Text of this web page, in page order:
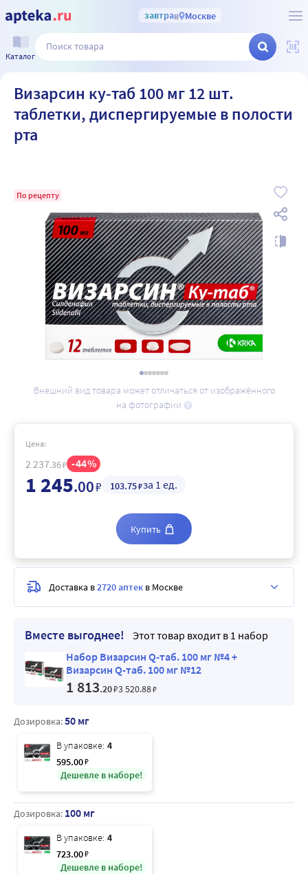
завтрав Москве
Каталог
Визарсин ку-таб 100 мг 12 шт.
таблетки, диспергируемые в полости
рта
По рецепту
Внешний вид товара может отличаться от изображённого
на фотографии
Вместе выгоднее!
Этот товар входит в 1 набор
Набор Визарсин Q-таб. 100 мг №4 +
Визарсин Q-таб. 100 мг №12
1 813.20₽3 520.88₽
Дозировка:50 мг
В упаковке: 4
595.00₽
Дешевле в наборе!
Дозировка: 100 мг
В упаковке: 4
723.00₽
Дешевле в наборе!
Цена:
2 237.36₽ 44
1 245.00₽ 103.75₽за 1 ед.
Купить
Доставка в2720 аптек в Москве